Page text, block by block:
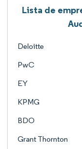
Lista de
Deloitte
PwC
EY
KPMG
BDO
Grant Thornton